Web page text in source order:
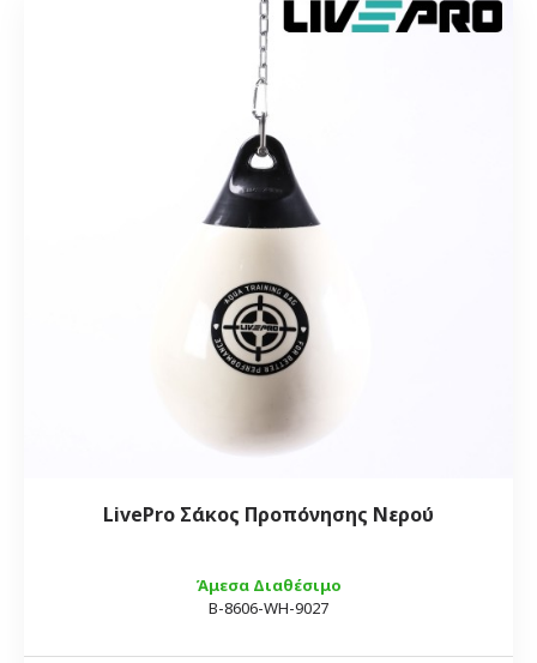
Άμεσα Διαθέσιμο
Β-8606-WH-9027
LivePro Σάκος Προπόνησης Νερού